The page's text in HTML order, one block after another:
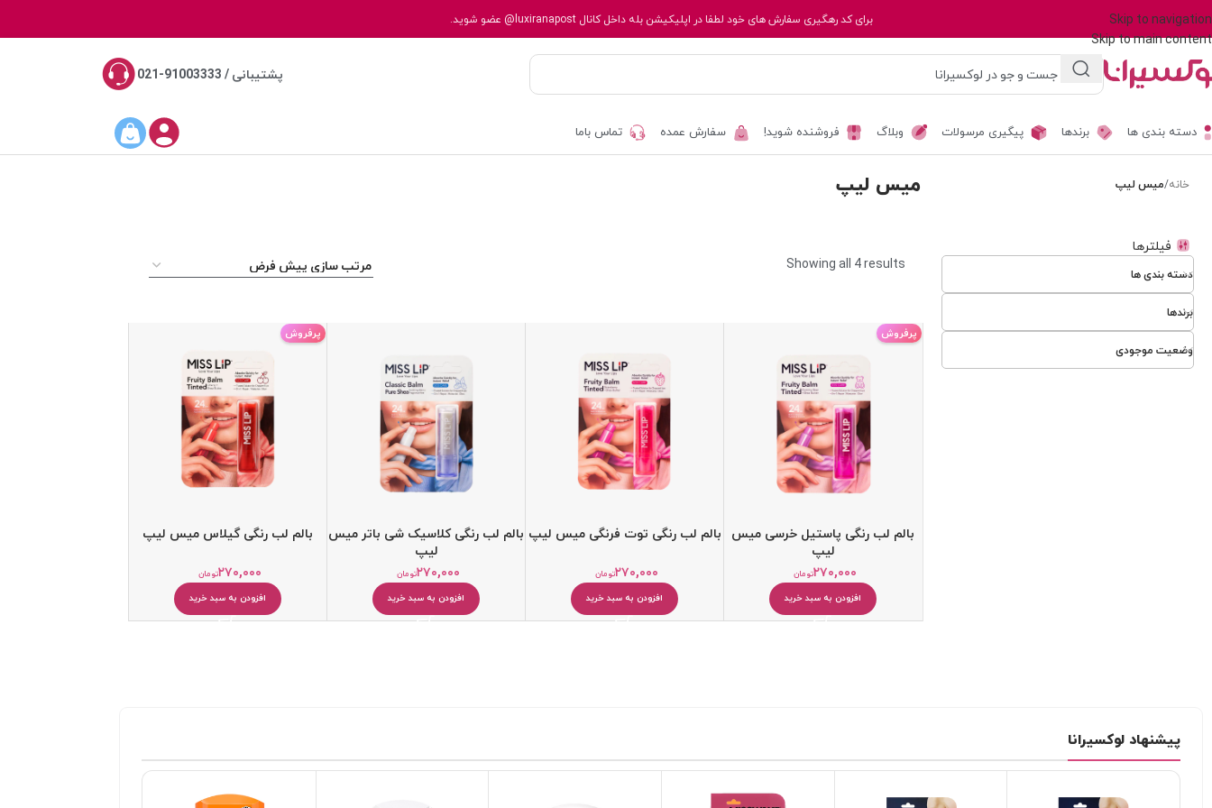
Skip to navigation
Skip to main content
برای کد رهگیری سفارش های خود لطفا در اپلیکیشن بله داخل کانال@luxiranapost عضو شوید.
پشتیبانی / 91003333-021
دسته بندی ها
کرم مرطوب کننده
برندها پیگیری مرسولات وبلاگ فروشنده شوید! سفارش عمده تماس باما
خانه/میس لیپ میس لیپ
فیلترها
دسته بندی ها
برندها
وضعیت موجودی
Showing all 4 results
پرفروش
بالم لب رنگی پاستیل خرسی میس
لیپ
تومان۲۷۰,۰۰۰
افزودن به سبد خرید
بالم لب رنگی توت فرنگی میس لیپ
تومان۲۷۰,۰۰۰
افزودن به سبد خرید
بالم لب رنگی کلاسیک شی باتر میس
لیپ
تومان۲۷۰,۰۰۰
افزودن به سبد خرید
پرفروش
بالم لب رنگی گیلاس میس لیپ
تومان۲۷۰,۰۰۰
افزودن به سبد خرید
پیشنهاد لوکسیرانا